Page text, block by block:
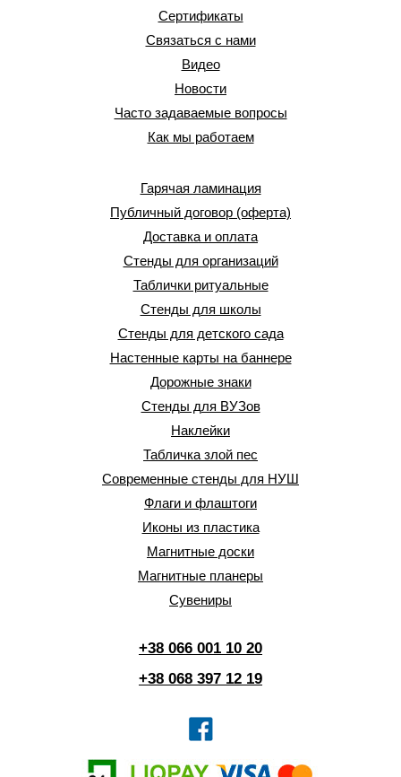
Сертификаты
Связаться с нами
Видео
Новости
Часто задаваемые вопросы
Как мы работаем
Гарячая ламинация
Публичный договор (оферта)
Доставка и оплата
Стенды для организаций
Таблички ритуальные
Стенды для школы
Стенды для детского сада
Настенные карты на баннере
Дорожные знаки
Стенды для ВУЗов
Наклейки
Табличка злой пес
Современные стенды для НУШ
Флаги и флаштоги
Иконы из пластика
Магнитные доски
Магнитные планеры
Сувениры
+38 066 001 10 20
+38 068 397 12 19